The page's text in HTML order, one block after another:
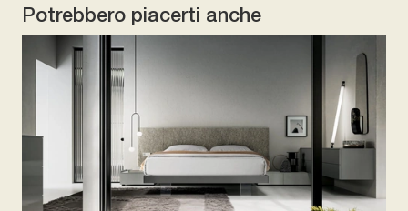
Potrebbero piacerti anche